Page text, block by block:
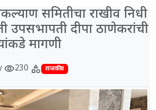
समितीचा राखीव निधी
उपसभापती दीपा ठाणेकरांची
मागणी
visibility230 category राजकीय